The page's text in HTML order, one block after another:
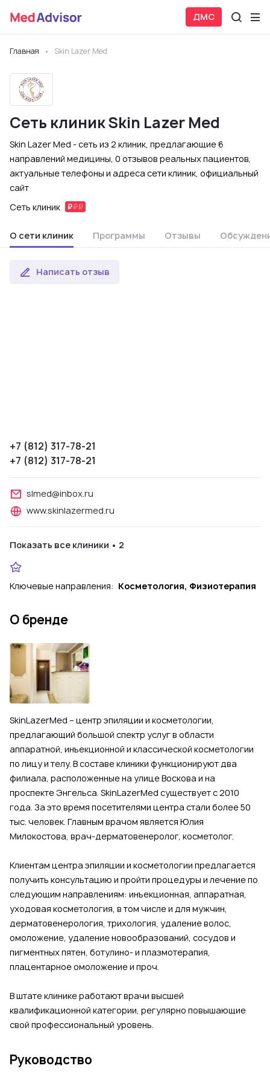
ДМС
Главная Skin Lazer Med
Сеть клиник Skin Lazer Med
Skin Lazer Med - сеть из 2 клиник, предлагающие 6
направлений медицины, 0 отзывов реальных пациентов,
актуальные телефоны и адреса сети клиник, официальный
сайт
Сеть клиник
О сети клиник Программы Отзывы
Написать отзыв
+7 (812) 317-78-21
+7 (812) 317-78-21
slmed@inbox.ru
www.skinlazermed.ru
Показать все клиники • 2
Ключевые направления: Косметология, Физиотерапия
О бренде
SkinLazerMed – центр эпиляции и косметологии,
предлагающий большой спектр услуг в области
аппаратной, инъекционной и классической косметологии
по лицу и телу. В составе клиники функционируют два
филиала, расположенные на улице Воскова и на
проспекте Энгельса. SkinLazerMed существует с 2010
года. За это время посетителями центра стали более 50
тыс. человек. Главным врачом является Юлия
Милокостова, врач-дерматовенеролог, косметолог.
Клиентам центра эпиляции и косметологии предлагается
получить консультацию и пройти процедуры и лечение по
следующим направлениям: инъекционная, аппаратная,
уходовая косметология, в том числе и для мужчин,
дерматовенерология, трихология, удаление волос,
омоложение, удаление новообразований, сосудов и
пигментных пятен, ботулино- и плазмотерапия,
плацентарное омоложение и проч.
В штате клинике работают врачи высшей
квалификационной категории, регулярно повышающие
свой профессиональный уровень.
Руководство